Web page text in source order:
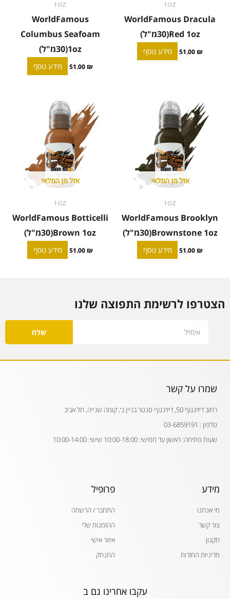
1OZ
WorldFamous Dracula
Red 1oz(30מ"ל)
51.00 ₪ מידע נוסף
1OZ
WorldFamous
Columbus Seafoam
1oz(30מ"ל)
51.00 ₪ מידע נוסף
אזל מן המלאי
1OZ
WorldFamous Brooklyn
Brownstone 1oz(30מ"ל)
51.00 ₪ מידע נוסף
אזל מן המלאי
1OZ
WorldFamous Botticelli
Brown 1oz(30מ"ל)
51.00 ₪ מידע נוסף
הצטרפו לרשימת התפוצה שלנו
שלח
שמרו על קשר
רחוב דיזינגוף 50, דיזינגוף סנטר בניין ב׳, קומה שנייה, תל אביב
טלפון : 03-6859191
שעות פתיחה: ראשון עד חמישי: 10:00-18:00 שישי: 10:00-14:00
מידע
מי אנחנו
צור קשר
תקנון
מדיניות החזרות
פרופיל
התחבר / הרשמה
ההזמנות שלי
איזור אישי
התנתק
עקבו אחרינו גם ב